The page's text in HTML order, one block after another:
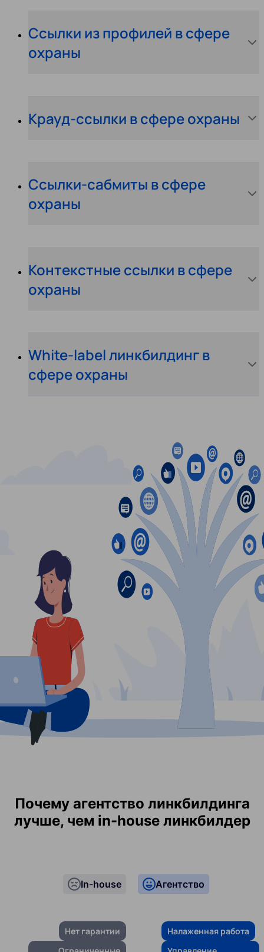
Ссылки из профилей в сфере
охраны
Крауд-ссылки в сфере охраны
Ссылки-сабмиты в сфере
охраны
Контекстные ссылки в сфере
охраны
White-label линкбилдинг в
сфере охраны
Почему агентство линкбилдинга
лучше, чем in-house линкбилдер
In-house
Нет гарантии
Агентство
Налаженная работа